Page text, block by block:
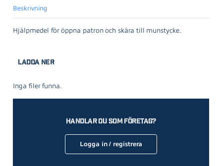
Beskrivning
Hjälpmedel för öppna patron och skära till munstycke.
Ladda ner
Inga filer funna.
Handlar du som företag?
Logga in / registrera